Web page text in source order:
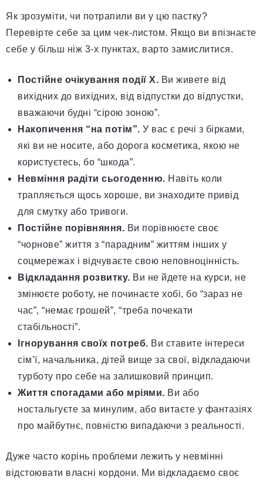
Як зрозуміти, чи потрапили ви у цю пастку?
Перевірте себе за цим чек-листом. Якщо ви впізнаєте
себе у більш ніж 3-х пунктах, варто замислитися.
Постійне очікування події X. Ви живете від
вихідних до вихідних, від відпустки до відпустки,
вважаючи будні “сірою зоною”.
Накопичення “на потім”. У вас є речі з бірками,
які ви не носите, або дорога косметика, якою не
користуєтесь, бо “шкода”.
Невміння радіти сьогоденню. Навіть коли
трапляється щось хороше, ви знаходите привід
для смутку або тривоги.
Постійне порівняння. Ви порівнюєте своє
“чорнове” життя з “парадним” життям інших у
соцмережах і відчуваєте свою неповноцінність.
Відкладання розвитку. Ви не йдете на курси, не
змінюєте роботу, не починаєте хобі, бо “зараз не
час”, “немає грошей”, “треба почекати
стабільності”.
Ігнорування своїх потреб. Ви ставите інтереси
сім’ї, начальника, дітей вище за свої, відкладаючи
турботу про себе на залишковий принцип.
Життя спогадами або мріями. Ви або
ностальгуєте за минулим, або витаєте у фантазіях
про майбутнє, повністю випадаючи з реальності.
Дуже часто корінь проблеми лежить у невмінні
відстоювати власні кордони. Ми відкладаємо своє